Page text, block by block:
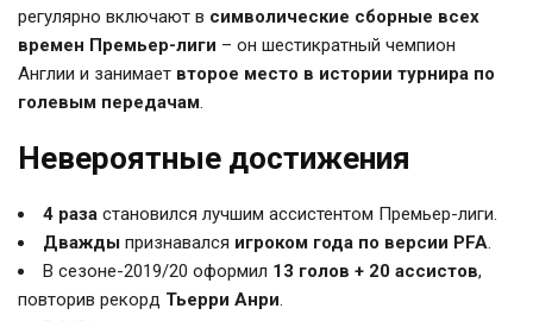
регулярно включают в символические сборные всех
времен Премьер-лиги – он шестикратный чемпион
Англии и занимает второе место в истории турнира по
голевым передачам.
Невероятные достижения
4 раза становился лучшим ассистентом Премьер-лиги.
Дважды признавался игроком года по версии PFA.
В сезоне-2019/20 оформил 13 голов + 20 ассистов,
повторив рекорд Тьерри Анри.